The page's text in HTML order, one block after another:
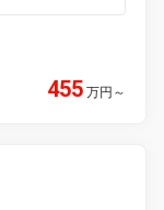
455 万円 ～